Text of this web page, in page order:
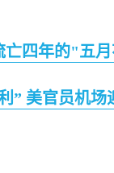
亡四年的"五
” 美官员机场